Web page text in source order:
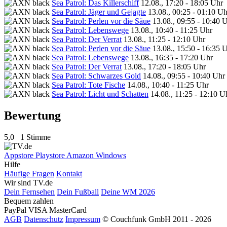
Sea Patrol: Das Killerschiff 12.08., 17:20 - 18:05 Uhr
Sea Patrol: Jäger und Gejagte 13.08., 00:25 - 01:10
Sea Patrol: Perlen vor die Säue 13.08., 09:55 - 10:40
Sea Patrol: Lebenswege 13.08., 10:40 - 11:25 Uhr
Sea Patrol: Der Verrat 13.08., 11:25 - 12:10 Uhr
Sea Patrol: Perlen vor die Säue 13.08., 15:50 - 16:35
Sea Patrol: Lebenswege 13.08., 16:35 - 17:20 Uhr
Sea Patrol: Der Verrat 13.08., 17:20 - 18:05 Uhr
Sea Patrol: Schwarzes Gold 14.08., 09:55 - 10:40 Uhr
Sea Patrol: Tote Fische 14.08., 10:40 - 11:25 Uhr
Sea Patrol: Licht und Schatten 14.08., 11:25 - 12:10
Bewertung
5,0 1 Stimme
Appstore Playstore Amazon Windows
Hilfe
Häufige Fragen Kontakt
Wir sind TV.de
Dein Fernsehen Dein Fußball Deine WM 2026
Bequem zahlen
PayPal VISA MasterCard
AGB Datenschutz Impressum © Couchfunk GmbH 2011 - 2026